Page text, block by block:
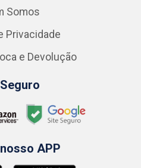
Somos
Privacidade
e Devolução
APP